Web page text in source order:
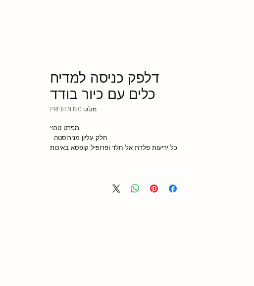
דלפק כניסה למדיח
כלים עם כיור בודד
מק"ט: PRF.BEN 120
מפרט טכני
חלק עליון מנירוסטה
כל יריעות פלדת אל חלד ופרופיל קופסא באיכות